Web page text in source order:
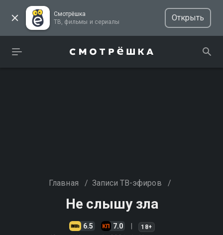
Смотрёшка
ТВ, фильмы и сериалы
Открыть
Главная / Записи ТВ-эфиров /
Не слышу зла
6.5 7.0 18+